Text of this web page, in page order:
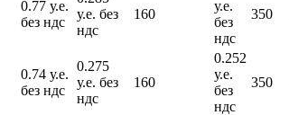
0.77 у.е.
без ндс
у.е. без
ндс
160
у.е.
без
ндс
350
0.74 у.е.
без ндс
0.275
у.е. без
ндс
160
0.252
у.е.
без
ндс
350